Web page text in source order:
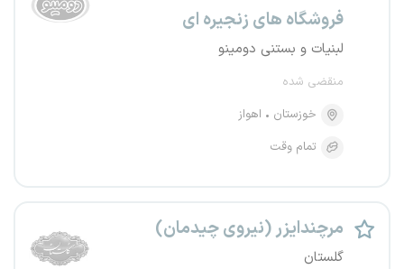
فروشگاه های زنجیره ای
لبنیات و بستنی دومینو
منقضی شده
خوزستان
اهواز
تمام وقت
مرچندایزر (نیروی چیدمان)
گلستان